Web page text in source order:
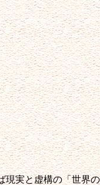
実と虚構の「世界